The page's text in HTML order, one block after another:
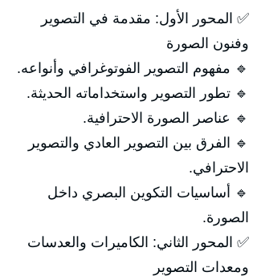
✅ المحور الأول: مقدمة في التصوير
وفنون الصورة
🔹 مفهوم التصوير الفوتوغرافي وأنواعه.
🔹 تطور التصوير واستخداماته الحديثة.
🔹 عناصر الصورة الاحترافية.
🔹 الفرق بين التصوير العادي والتصوير
الاحترافي.
🔹 أساسيات التكوين البصري داخل
الصورة.
✅ المحور الثاني: الكاميرات والعدسات
ومعدات التصوير